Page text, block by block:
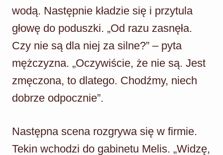
wodą. Następnie kładzie się i przytula
głowę do poduszki. „Od razu zasnęła.
Czy nie są dla niej za silne?” – pyta
mężczyzna. „Oczywiście, że nie są. Jest
zmęczona, to dlatego. Chodźmy, niech
dobrze odpocznie”.
Następna scena rozgrywa się w firmie.
Tekin wchodzi do gabinetu Melis. „Widzę,